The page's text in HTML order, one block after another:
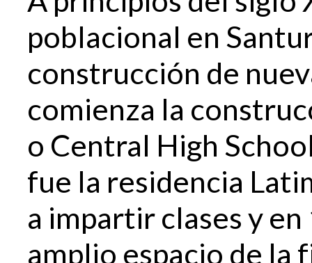
poblacional en
construcción de
comienza la
o Central High
fue la residencia
a impartir clases y
amplio espacio de la